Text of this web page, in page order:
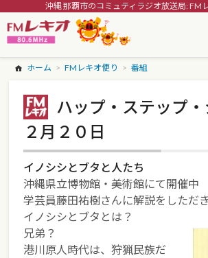
沖縄 那覇市のコミュティラジオ放送局: FM
ホーム FMレキオ便り 番組
ハップ・ステップ
２月２０日
イノシシとブタと人たち
沖縄県立博物館・美術館にて開催中
学芸員藤田祐樹さんに解説をしただ
イノシシとブタとは？
兄弟？
港川原人時代は、狩猟民族だ